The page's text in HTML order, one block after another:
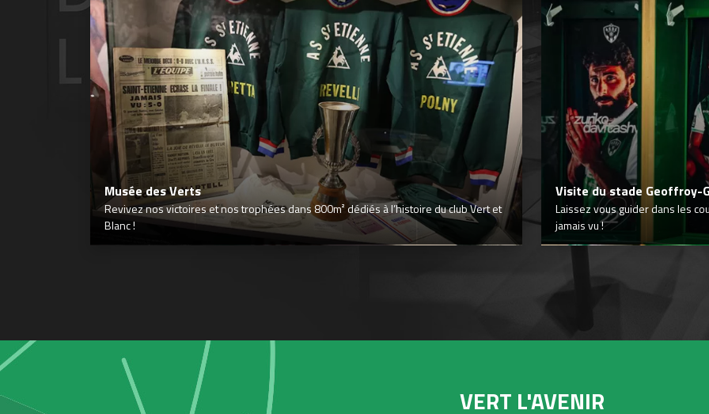
Musée des Verts
Revivez nos victoires et nos trophées dans 800m² dédiés à l’histoire du club Vert et
Blanc !
Visite du stade Geoffroy-
Laissez vous guider dans les
jamais vu !
VERT L'AVENIR